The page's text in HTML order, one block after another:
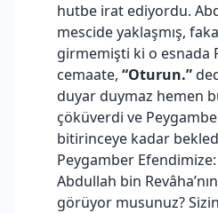
hutbe irat ediyordu.
mescide yaklaşmış,
girmemişti ki o esnada
cemaate, “Oturun.”
duyar duymaz hemen
çöküverdi ve
bitirinceye kadar
Peygamber Efendimize:
Abdullah bin
görüyor musunuz?